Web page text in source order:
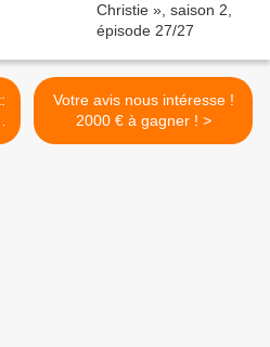
Votre avis nous intéresse !
2000 € à gagner ! >